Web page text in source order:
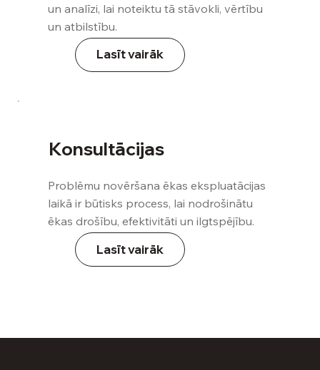
un analīzi, lai noteiktu tā stāvokli, vērtību
un atbilstību.
Lasīt vairāk
Konsultācijas
Problēmu novēršana ēkas ekspluatācijas
laikā ir būtisks process, lai nodrošinātu
ēkas drošību, efektivitāti un ilgtspējību.
Lasīt vairāk